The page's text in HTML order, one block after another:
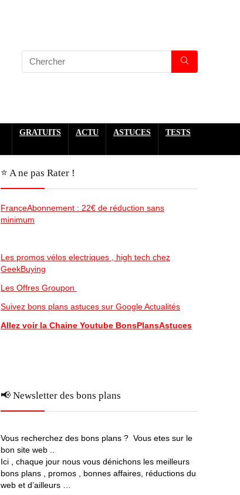
GRATUITS ACTU ASTUCES TESTS
⭐️ A ne pas Rater !
FranceAbonnement : 22€ de réduction sans
minimum
Les promos vélos electriques , high tech chez
GeekBuying
Les Offres Groupon
Suivez bons plans astuces sur Google Actualités
Allez voir la Chaine Youtube BonsPlansAstuces
📢 Newsletter des bons plans
Vous recherchez des bons plans ? Vous etes sur le
bon site web ..
Ici , chaque jour nous vous dénichons les meilleurs
bons plans , promos , bonnes affaires, réductions du
web et d’ailleurs …